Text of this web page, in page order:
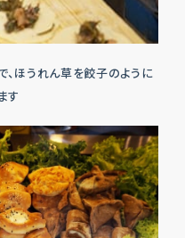
、ほうれん草を餃子のように
す